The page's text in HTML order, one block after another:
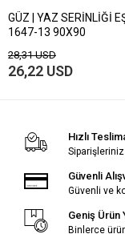
GÜZ | YAZ SERİNLİĞİ
1647-13 90X90
28,31 USD
26,22 USD
Hızlı
Güvenli
Güvenli ve
Geniş Ürün
Binlerce